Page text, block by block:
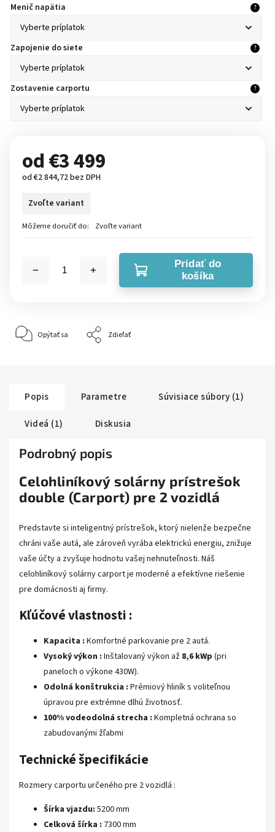
Menič napätia ?
Zapojenie do siete ?
Zostavenie carportu ?
od€3 499
od€2 844,72bez DPH
Zvoľte variant
Môžeme doručiť do: Zvoľte variant
Pridať do
košíka
Opýtať sa Zdieľať
Popis Parametre
Súvisiace súbory (1)
Videá (1)
Diskusia
Podrobný popis
Celohliníkový solárny prístrešok
double (Carport) pre 2 vozidlá
Predstavte si inteligentný prístrešok, ktorý nielenže bezpečne
chráni vaše autá, ale zároveň vyrába elektrickú energiu, znižuje
vaše účty a zvyšuje hodnotu vašej nehnuteľnosti. Náš
celohliníkový solárny carport je moderné a efektívne riešenie
pre domácnosti aj firmy.
Kľúčové vlastnosti :
Kapacita : Komfortné parkovanie pre 2 autá.
Vysoký výkon : Inštalovaný výkon až 8,6 kWp (pri
paneloch o výkone 430W).
Odolná konštrukcia : Prémiový hliník s voliteľnou
úpravou pre extrémne dlhú životnosť.
100% vodeodolná strecha : Kompletná ochrana so
zabudovanými žľabmi
Technické špecifikácie
Rozmery carportu určeného pre 2 vozidlá :
Šírka vjazdu: 5200 mm
Celková šírka : 7300 mm